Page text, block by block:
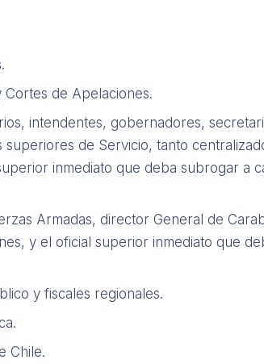
de Apelaciones.
intendentes, gobernadores,
superiores de Servicio, tanto
inmediato que deba subrogar a
Armadas, director General de
y el oficial superior inmediato que
y fiscales regionales.
Chile.